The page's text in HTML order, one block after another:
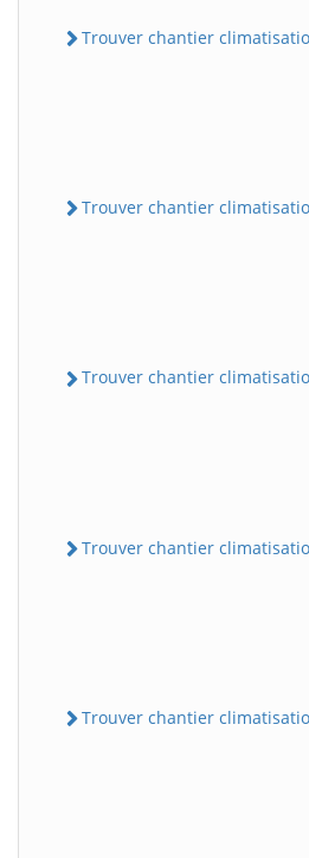
Trouver chantier
Trouver chantier
Trouver chantier
Trouver chantier
Trouver chantier